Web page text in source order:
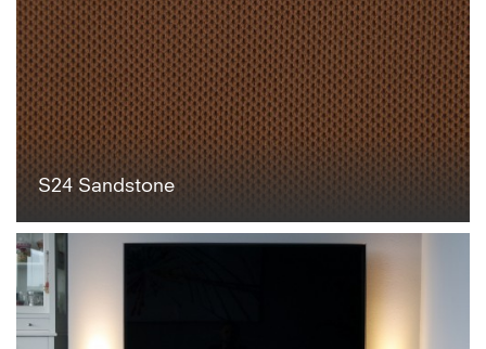
S24 Sandstone